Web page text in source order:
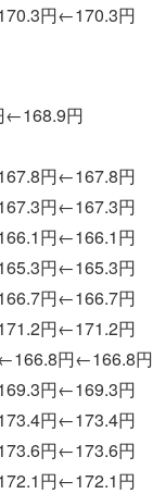
円←170.3円
円
円←167.8円
円←167.3円
円←166.1円
円←165.3円
円←166.7円
円←171.2円
円←166.8円
円←169.3円
円←173.4円
円←173.6円
円←172.1円